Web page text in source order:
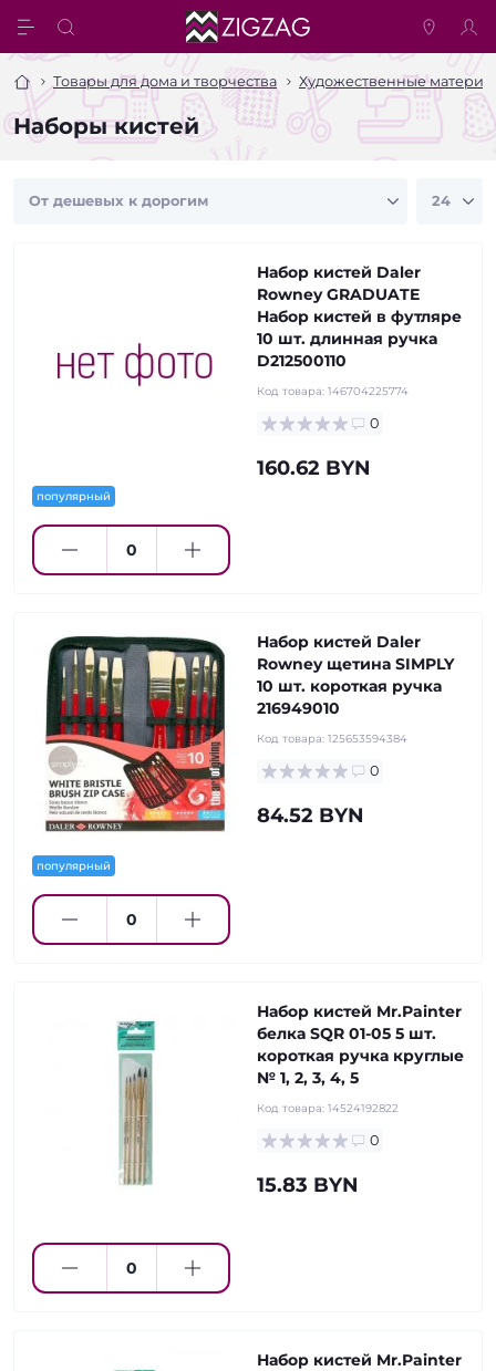
Товары для дома и творчества Художественные
Наборы кистей
популярный
Набор кистей Daler
Rowney GRADUATE
Набор кистей в футляре
10 шт. длинная ручка
D212500110
Код товара: 146704225774
0
160.62 BYN
популярный
Набор кистей Daler
Rowney щетина SIMPLY
10 шт. короткая ручка
216949010
Код товара: 125653594384
0
84.52 BYN
Набор кистей Mr.Painter
белка SQR 01-05 5 шт.
короткая ручка круглые
№ 1, 2, 3, 4, 5
Код товара: 14524192822
0
15.83 BYN
Набор кистей Mr.Painter